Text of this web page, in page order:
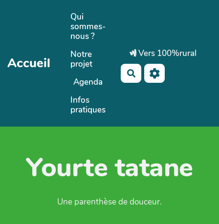
Aller au contenu principal
Accueil
Qui
sommes-
nous ?
Notre
projet
Agenda
Infos
pratiques
Vers 100%rural
Rechercher
Yourte tatane
Une parenthèse de douceur.